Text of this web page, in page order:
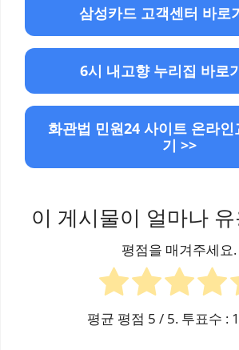
삼성카드 고객센터 바로
6시 내고향 누리집 바로
화관법 민원24 사이트 온라
기 >>
이 게시물이 얼마나
평점을 매겨주세요.
평균 평점 5 / 5. 투표수 :